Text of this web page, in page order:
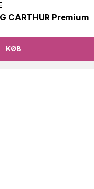
CARTHUR Premium
KØB